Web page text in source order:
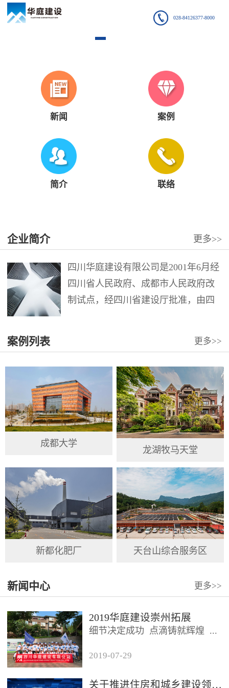
028-84126377-8000
新闻 案例
简介 联络
企业简介 更多>>
四川华庭建设有限公司是2001年6月经
四川省人民政府、成都市人民政府改
制试点，经四川省建设厅批准，由四
万元。公司具有建筑工程施工总承包
壹级、市政公用工程施工总承包壹
级、地...
案例列表 更多>>
成都大学
龙湖牧马天堂
新都化肥厂 天台山综合服务区
新闻中心 更多>>
2019华庭建设崇州拓展
细节决定成功 点滴铸就辉煌 ...
2019-07-29
关于推进住房和城乡建设领域施工现场专业人员职业培训工作的通知